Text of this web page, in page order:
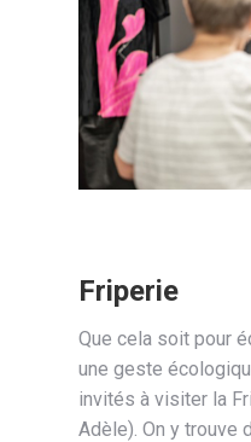
Friperie
Que cela soit pour
une geste
invités à visiter la
Adèle). On y trouve